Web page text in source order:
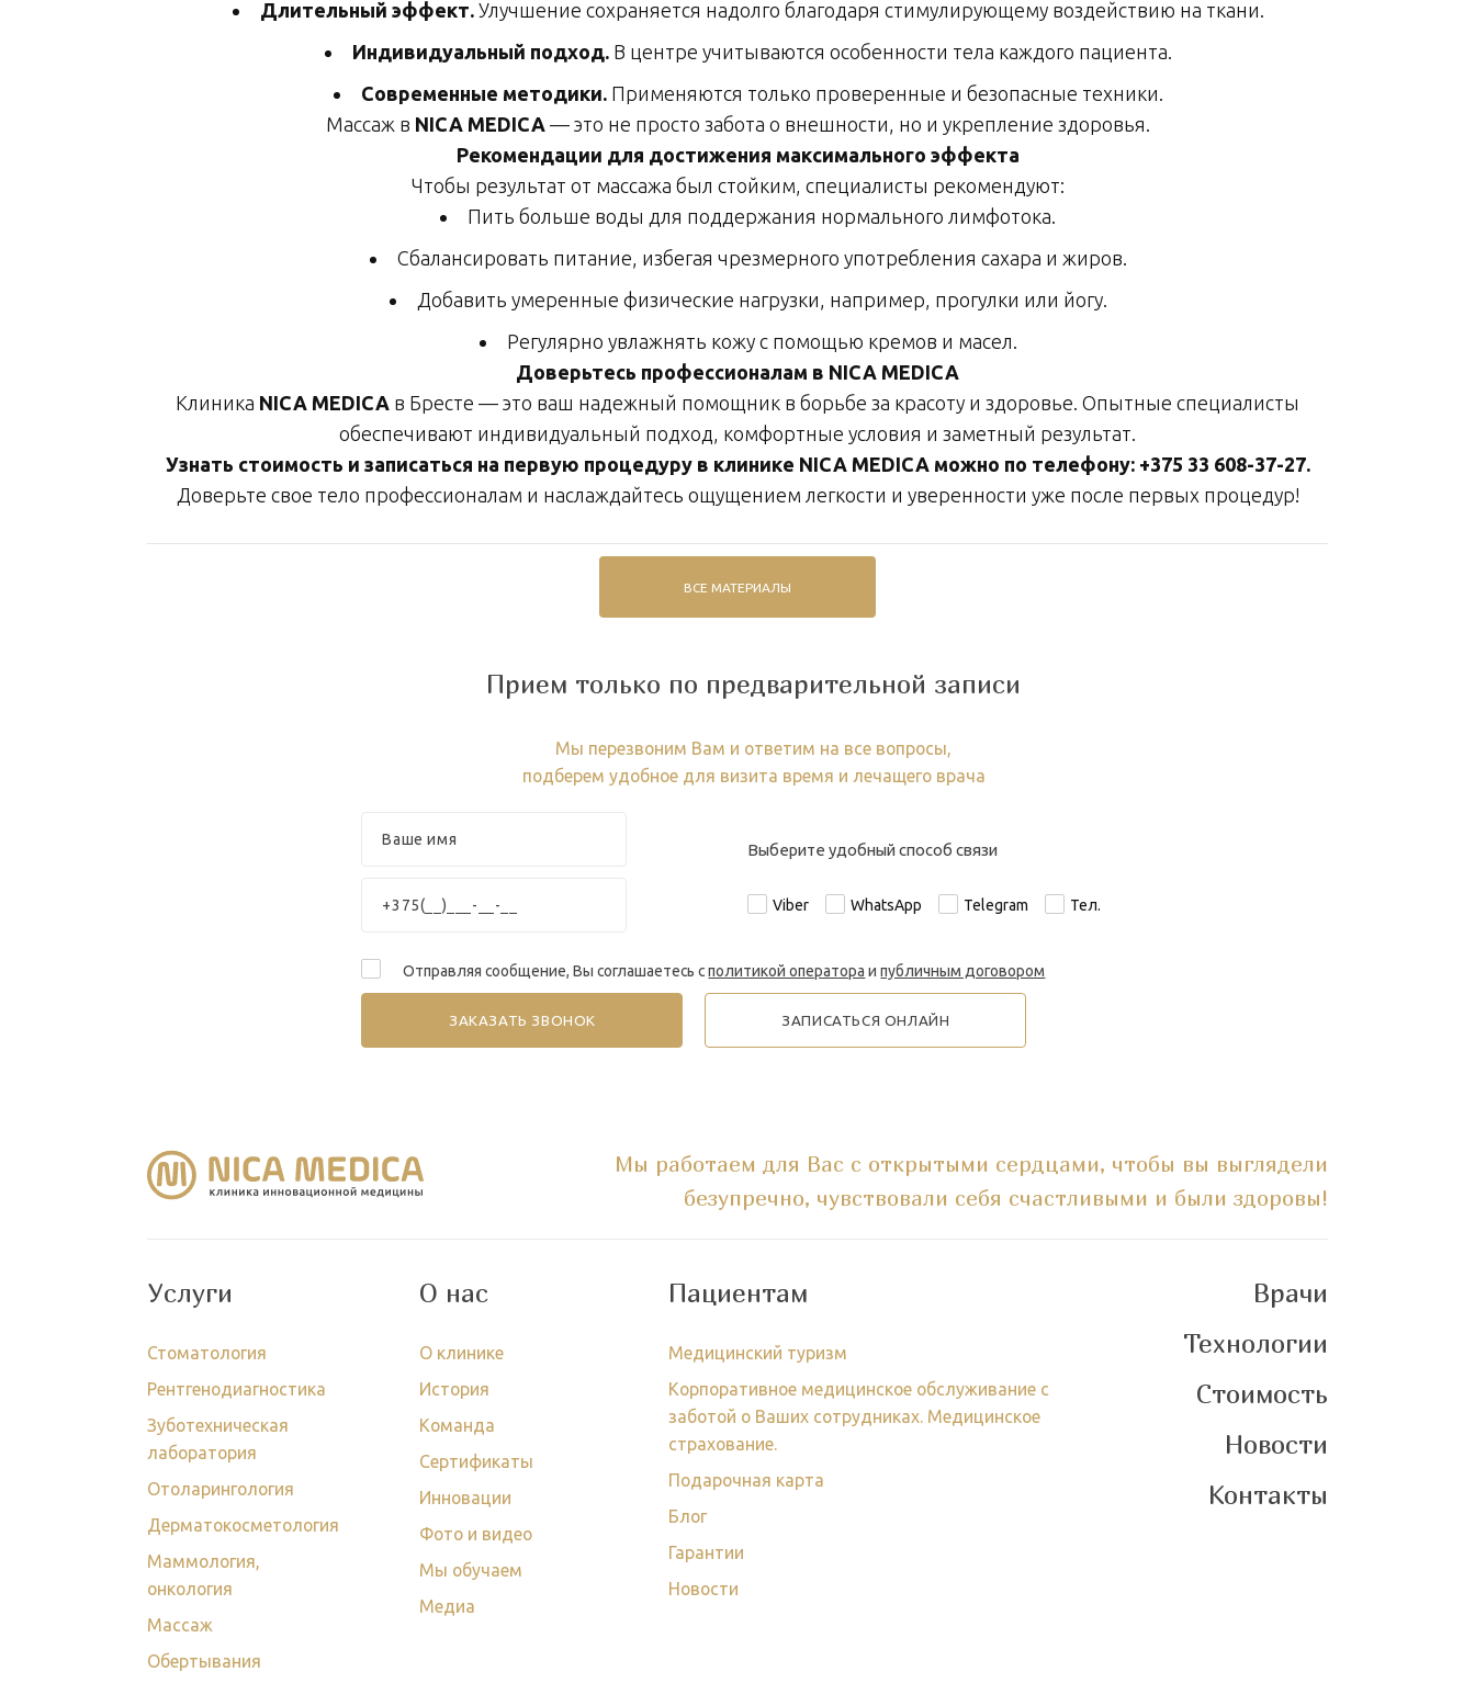
Длительный эффект.Улучшение сохраняется надолго благодаря стимулирующему воздействию на ткани.
Индивидуальный подход.В центре учитываются особенности тела каждого пациента.
Современные методики.Применяются только проверенные и безопасные техники.
Массаж в NICA MEDICA— это не просто забота о внешности, но и укрепление здоровья.
Рекомендации для достижения максимального эффекта
Чтобы результат от массажа был стойким, специалисты рекомендуют:
Пить больше воды для поддержания нормального лимфотока.
Сбалансировать питание, избегая чрезмерного употребления сахара и жиров.
Добавить умеренные физические нагрузки, например, прогулки или йогу.
Регулярно увлажнять кожу с помощью кремов и масел.
Доверьтесь профессионалам в NICA MEDICA
Клиника NICA MEDICA в Бресте — это ваш надежный помощник в борьбе за красоту и здоровье. Опытные специалисты
обеспечивают индивидуальный подход, комфортные условия и заметный результат.
Узнать стоимость и записаться на первую процедуру в клинике NICA MEDICA можно по телефону: +375 33 608-37-27.
Доверьте свое тело профессионалам и наслаждайтесь ощущением легкости и уверенности уже после первых процедур!
ВСЕ МАТЕРИАЛЫ
Прием только по предварительной записи
Мы перезвоним Вам и ответим на все вопросы,
подберем удобное для визита время и лечащего врача
Выберите удобный способ связи
Viber WhatsApp Telegram Тел.
Отправляя сообщение, Вы соглашаетесь сполитикой оператора ипубличным договором
ЗАПИСАТЬСЯ ОНЛАЙН
Мы работаем для Вас с открытыми сердцами, чтобы вы выглядели
безупречно, чувствовали себя счастливыми и были здоровы!
Услуги
Стоматология
Рентгенодиагностика
Зуботехническая
лаборатория
Отоларингология
Дерматокосметология
Маммология,
онкология
Массаж
Обертывания
О нас
О клинике
История
Команда
Сертификаты
Инновации
Фото и видео
Мы обучаем
Медиа
Пациентам
Медицинский туризм
Корпоративное медицинское обслуживание с
заботой о Ваших сотрудниках. Медицинское
страхование.
Подарочная карта
Блог
Гарантии
Новости
Врачи
Технологии
Стоимость
Новости
Контакты